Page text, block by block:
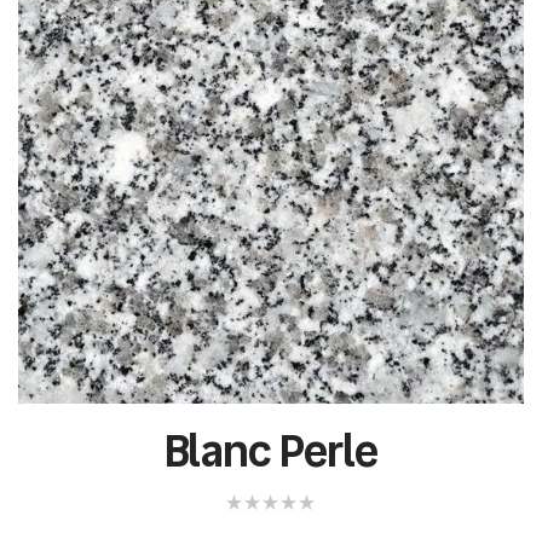
Blanc Perle